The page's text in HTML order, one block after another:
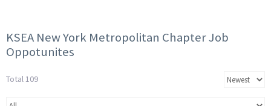
KSEA New York Metropolitan Chapter Job
Oppotunites
Total 109